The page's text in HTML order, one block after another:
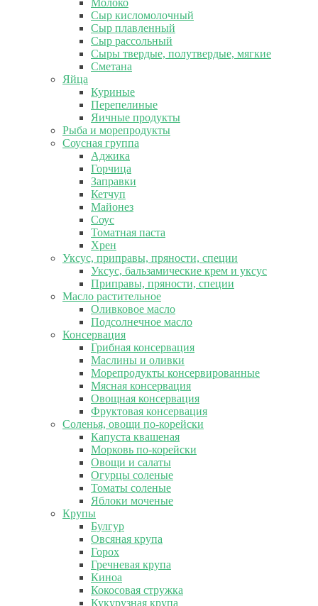
Молоко
Сыр кисломолочный
Сыр плавленный
Сыр рассольный
Сыры твердые, полутвердые, мягкие
Сметана
Яйца
Куриные
Перепелиные
Яичные продукты
Рыба и морепродукты
Соусная группа
Аджика
Горчица
Заправки
Кетчуп
Майонез
Соус
Томатная паста
Хрен
Уксус, приправы, пряности, специи
Уксус, бальзамические крем и уксус
Приправы, пряности, специи
Масло растительное
Оливковое масло
Подсолнечное масло
Консервация
Грибная консервация
Маслины и оливки
Морепродукты консервированные
Мясная консервация
Овощная консервация
Фруктовая консервация
Соленья, овощи по-корейски
Капуста квашеная
Морковь по-корейски
Овощи и салаты
Огурцы соленые
Томаты соленые
Яблоки моченые
Крупы
Булгур
Овсяная крупа
Горох
Гречневая крупа
Киноа
Кокосовая стружка
Кукурузная крупа